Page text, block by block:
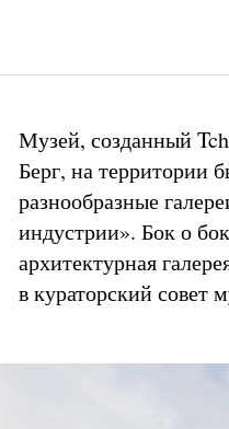
Музей, созданный
Берг, на территории
разнообразные
индустрии». Бок о
архитектурная
в кураторский совет